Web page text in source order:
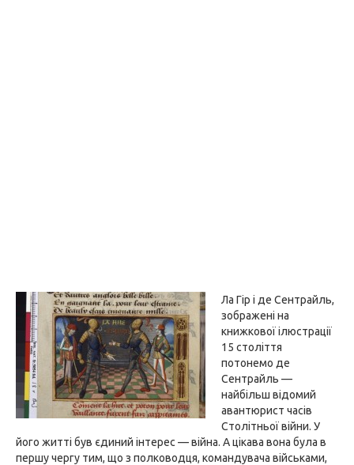
Ла Гір і де Сентрайль,
зображені на
книжкової ілюстрації
15 століття
потонемо де
Сентрайль —
найбільш відомий
авантюрист часів
Столітньої війни. У
його житті був єдиний інтерес — війна. А цікава вона була в
першу чергу тим, що з полководця, командувача військами,